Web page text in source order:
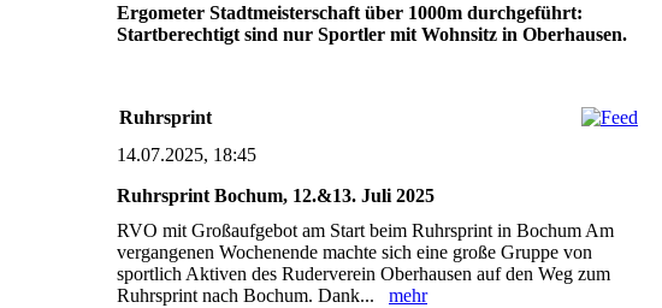
Ergometer Stadtmeisterschaft über 1000m durchgeführt:
Startberechtigt sind nur Sportler mit Wohnsitz in Oberhausen.
Ruhrsprint
14.07.2025, 18:45
Ruhrsprint Bochum, 12.&13. Juli 2025
RVO mit Großaufgebot am Start beim Ruhrsprint in Bochum Am
vergangenen Wochenende machte sich eine große Gruppe von
sportlich Aktiven des Ruderverein Oberhausen auf den Weg zum
Ruhrsprint nach Bochum. Dank... mehr